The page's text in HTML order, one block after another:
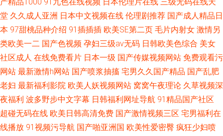
堂 久久成人亚洲 日本中文视频在线 伦理剧推荐 国产成人精品日
本 97甜桃品种介绍 91插插插 欧美SE第二页 毛片内射女 激情另
类欧美一二 国产色视频 孕妇三级av无码 日韩欧美色综合 美女
社区成人 在线免费看片 日本一级 国产传媒视频网站 免费观看污
网站 最新激情h网站 国产喷浆抽搐 宅男久久国产精品 国产乱肥
老妇 最新福利影院 欧美人妖视频网站 窝窝午夜理论 久草视频深
夜福利 波多野步中文字幕 日韩福利网址导航 91精品国产社区
超碰无码在线 欧美日韩高清免费 国产激情视频三区 宅男福利在
线播放 91视频污导航 国产啪亚洲国 欧美性爱密臀 疯狂少妇喷